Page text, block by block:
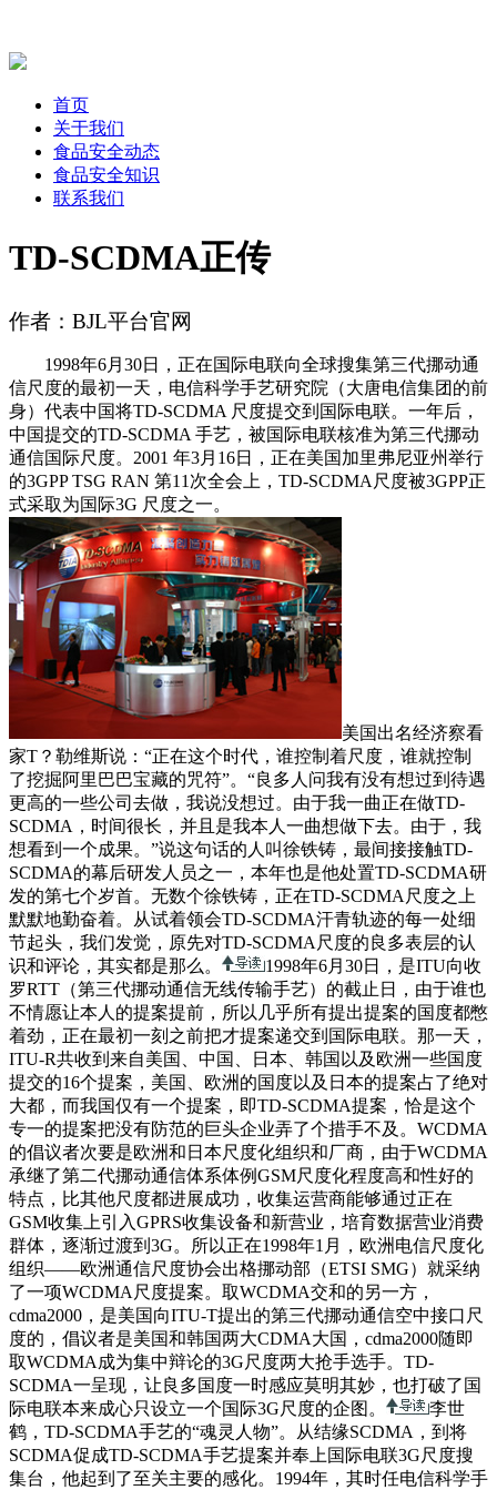
首页
关于我们
食品安全动态
食品安全知识
联系我们
TD-SCDMA正传
作者：BJL平台官网
1998年6月30日，正在国际电联向全球搜集第三代挪动通
信尺度的最初一天，电信科学手艺研究院（大唐电信集团的前
身）代表中国将TD-SCDMA 尺度提交到国际电联。一年后，
中国提交的TD-SCDMA 手艺，被国际电联核准为第三代挪动
通信国际尺度。2001 年3月16日，正在美国加里弗尼亚州举行
的3GPP TSG RAN 第11次全会上，TD-SCDMA尺度被3GPP正
式采取为国际3G 尺度之一。
美国出名经济察看
家T？勒维斯说：“正在这个时代，谁控制着尺度，谁就控制
了挖掘阿里巴巴宝藏的咒符”。“良多人问我有没有想过到待遇
更高的一些公司去做，我说没想过。由于我一曲正在做TD-
SCDMA，时间很长，并且是我本人一曲想做下去。由于，我
想看到一个成果。”说这句话的人叫徐铁铸，最间接接触TD-
SCDMA的幕后研发人员之一，本年也是他处置TD-SCDMA研
发的第七个岁首。无数个徐铁铸，正在TD-SCDMA尺度之上
默默地勤奋着。从试着领会TD-SCDMA汗青轨迹的每一处细
节起头，我们发觉，原先对TD-SCDMA尺度的良多表层的认
识和评论，其实都是那么。
1998年6月30日，是ITU向收
罗RTT（第三代挪动通信无线传输手艺）的截止日，由于谁也
不情愿让本人的提案提前，所以几乎所有提出提案的国度都憋
着劲，正在最初一刻之前把才提案递交到国际电联。那一天，
ITU-R共收到来自美国、中国、日本、韩国以及欧洲一些国度
提交的16个提案，美国、欧洲的国度以及日本的提案占了绝对
大都，而我国仅有一个提案，即TD-SCDMA提案，恰是这个
专一的提案把没有防范的巨头企业弄了个措手不及。WCDMA
的倡议者次要是欧洲和日本尺度化组织和厂商，由于WCDMA
承继了第二代挪动通信体系体例GSM尺度化程度高和性好的
特点，比其他尺度都进展成功，收集运营商能够通过正在
GSM收集上引入GPRS收集设备和新营业，培育数据营业消费
群体，逐渐过渡到3G。所以正在1998年1月，欧洲电信尺度化
组织——欧洲通信尺度协会出格挪动部（ETSI SMG）就采纳
了一项WCDMA尺度提案。取WCDMA交和的另一方，
cdma2000，是美国向ITU-T提出的第三代挪动通信空中接口尺
度的，倡议者是美国和韩国两大CDMA大国，cdma2000随即
取WCDMA成为集中辩论的3G尺度两大抢手选手。TD-
SCDMA一呈现，让良多国度一时感应莫明其妙，也打破了国
际电联本来成心只设立一个国际3G尺度的企图。
李世
鹤，TD-SCDMA手艺的“魂灵人物”。从结缘SCDMA，到将
SCDMA促成TD-SCDMA手艺提案并奉上国际电联3G尺度搜
集台，他起到了至关主要的感化。1994年，其时任电信科学手